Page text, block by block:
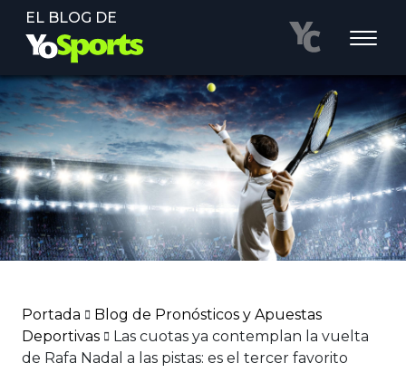
EL BLOG DE
Portada
Blog de Pronósticos y Apuestas
Deportivas
Las cuotas ya contemplan la vuelta
de Rafa Nadal a las pistas: es el tercer favorito